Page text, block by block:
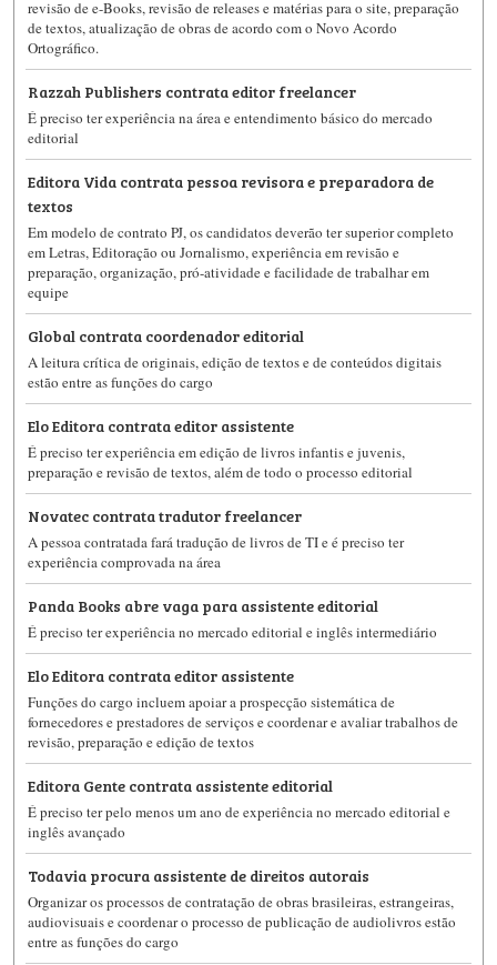
revisão de e-Books, revisão de releases e matérias para o site, preparação
de textos, atualização de obras de acordo com o Novo Acordo
Ortográfico.
Razzah Publishers contrata editor freelancer
É preciso ter experiência na área e entendimento básico do mercado
editorial
Editora Vida contrata pessoa revisora e preparadora de
textos
Em modelo de contrato PJ, os candidatos deverão ter superior completo
em Letras, Editoração ou Jornalismo, experiência em revisão e
preparação, organização, pró-atividade e facilidade de trabalhar em
equipe
Global contrata coordenador editorial
A leitura crítica de originais, edição de textos e de conteúdos digitais
estão entre as funções do cargo
Elo Editora contrata editor assistente
É preciso ter experiência em edição de livros infantis e juvenis,
preparação e revisão de textos, além de todo o processo editorial
Novatec contrata tradutor freelancer
A pessoa contratada fará tradução de livros de TI e é preciso ter
experiência comprovada na área
Panda Books abre vaga para assistente editorial
É preciso ter experiência no mercado editorial e inglês intermediário
Elo Editora contrata editor assistente
Funções do cargo incluem apoiar a prospecção sistemática de
fornecedores e prestadores de serviços e coordenar e avaliar trabalhos de
revisão, preparação e edição de textos
Editora Gente contrata assistente editorial
É preciso ter pelo menos um ano de experiência no mercado editorial e
inglês avançado
Todavia procura assistente de direitos autorais
Organizar os processos de contratação de obras brasileiras, estrangeiras,
audiovisuais e coordenar o processo de publicação de audiolivros estão
entre as funções do cargo